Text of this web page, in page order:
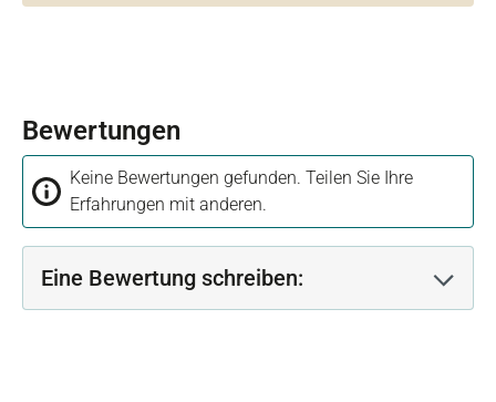
Bewertungen
Keine Bewertungen gefunden. Teilen Sie Ihre
Erfahrungen mit anderen.
Eine Bewertung schreiben: